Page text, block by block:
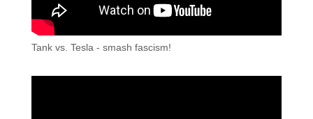
Tank vs. Tesla - smash fascism!